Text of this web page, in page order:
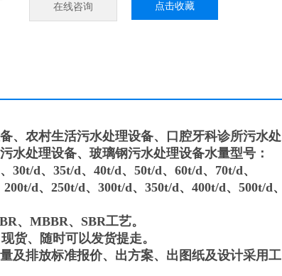
在线咨询 点击收藏
、农村生活污水处理设备、口腔牙科诊所污水处
水处理设备、玻璃钢污水处理设备水量型号：
30t/d、35t/d、40t/d、50t/d、60t/d、70t/d、
d、250t/d、300t/d、350t/d、400t/d、500t/d、
、MBBR、SBR工艺。
现货、随时可以发货提走。
及排放标准报价、出方案、出图纸及设计采用工